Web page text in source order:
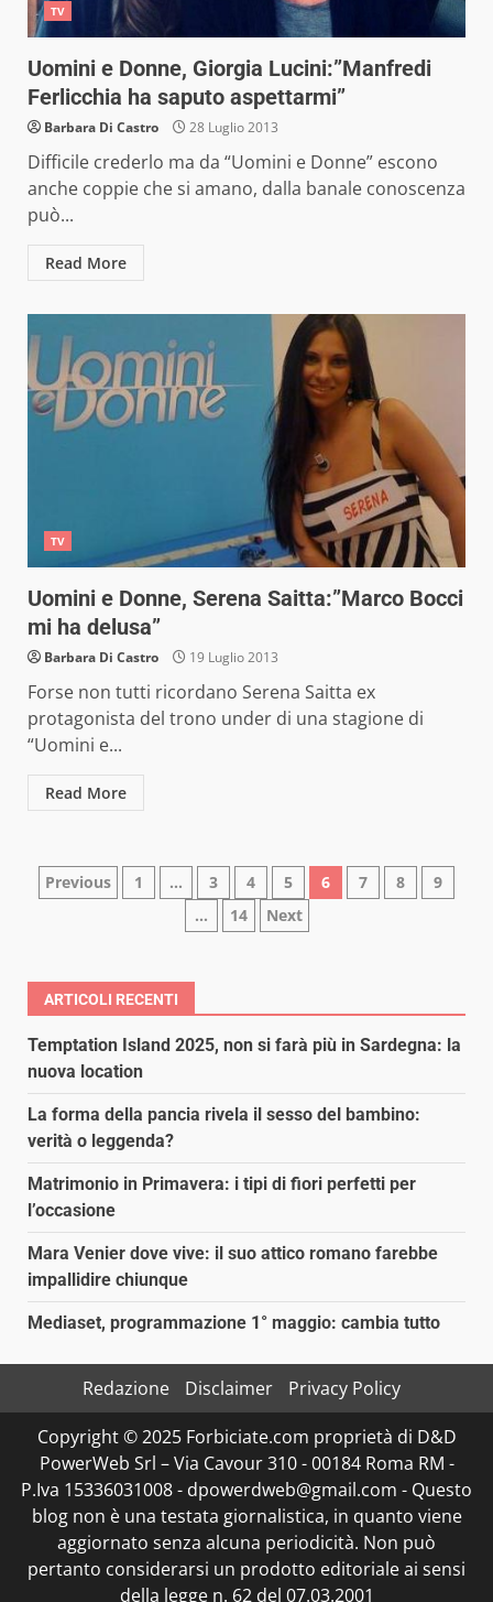
TV
Uomini e Donne, Giorgia Lucini:”Manfredi
Ferlicchia ha saputo aspettarmi”
Barbara Di Castro 28 Luglio 2013
Difficile crederlo ma da “Uomini e Donne” escono
anche coppie che si amano, dalla banale conoscenza
può...
Read More
TV
Uomini e Donne, Serena Saitta:”Marco Bocci
mi ha delusa”
Barbara Di Castro 19 Luglio 2013
Forse non tutti ricordano Serena Saitta ex
protagonista del trono under di una stagione di
“Uomini e...
Read More
Paginazione
articoli
Previous 1 … 3 4 5 6 7 8
9
…
14 Next
ARTICOLI RECENTI
Temptation Island 2025, non si farà più in Sardegna: la
nuova location
La forma della pancia rivela il sesso del bambino:
verità o leggenda?
Matrimonio in Primavera: i tipi di fiori perfetti per
l’occasione
Mara Venier dove vive: il suo attico romano farebbe
impallidire chiunque
Mediaset, programmazione 1° maggio: cambia tutto
Redazione Disclaimer
Privacy Policy
Copyright © 2025 Forbiciate.com proprietà di D&D
PowerWeb Srl – Via Cavour 310 - 00184 Roma RM -
P.Iva 15336031008 - dpowerdweb@gmail.com - Questo
blog non è una testata giornalistica, in quanto viene
aggiornato senza alcuna periodicità. Non può
pertanto considerarsi un prodotto editoriale ai sensi
della legge n. 62 del 07.03.2001